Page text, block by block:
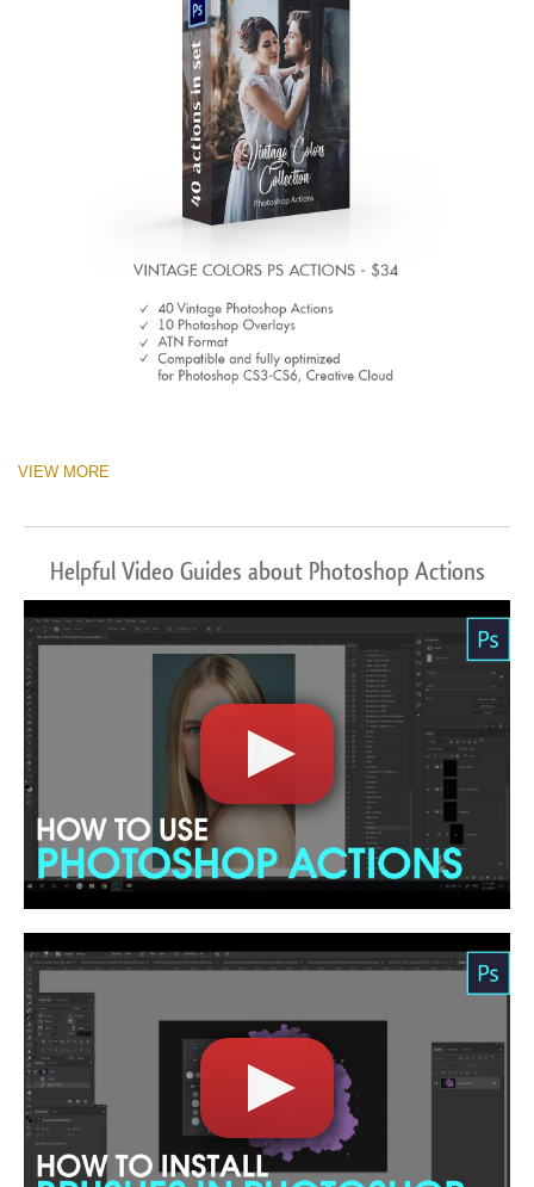
VIEW MORE
Helpful Video Guides about Photoshop Actions